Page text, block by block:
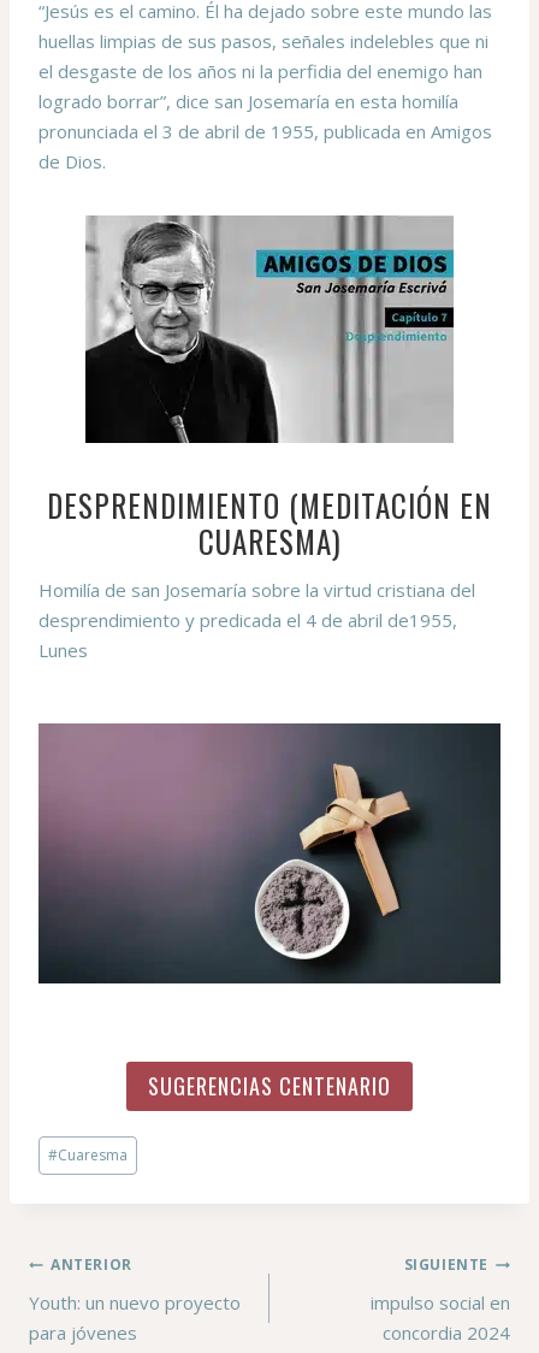
“Jesús es el camino. Él ha dejado sobre este mundo las
huellas limpias de sus pasos, señales indelebles que ni
el desgaste de los años ni la perfidia del enemigo han
logrado borrar”, dice san Josemaría en esta homilía
pronunciada el 3 de abril de 1955, publicada en Amigos
de Dios.
DESPRENDIMIENTO (MEDITACIÓN EN
CUARESMA)
Homilía de san Josemaría sobre la virtud cristiana del
desprendimiento y predicada el 4 de abril de1955,
Lunes
SUGERENCIAS CENTENARIO
#Cuaresma
ANTERIOR
Youth: un nuevo proyecto
para jóvenes
SIGUIENTE
impulso social en
concordia 2024